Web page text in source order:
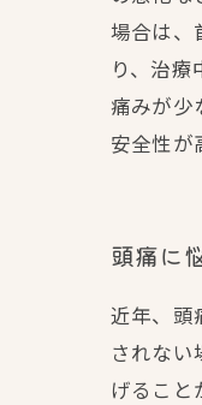
場合は、
り、治
痛みが少
安全性が
頭痛に
近年、頭
されない
げること